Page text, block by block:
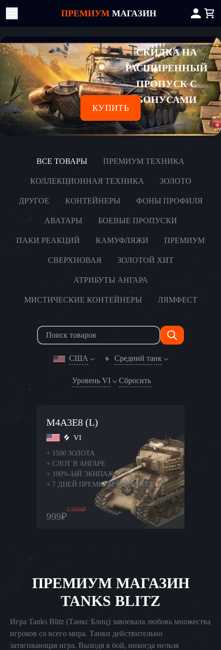
ПРЕМИУМ МАГАЗИН
СКИДКА НА
РАСШИРЕННЫЙ
ПРОПУСК С
БОНУСАМИ
КУПИТЬ
ВСЕ ТОВАРЫ ПРЕМИУМ ТЕХНИКА
КОЛЛЕКЦИОННАЯ ТЕХНИКА ЗОЛОТО
ДРУГОЕ КОНТЕЙНЕРЫ ФОНЫ ПРОФИЛЯ
АВАТАРЫ БОЕВЫЕ ПРОПУСКИ
ПАКИ РЕАКЦИЙ КАМУФЛЯЖИ ПРЕМИУМ
СВЕРХНОВАЯ ЗОЛОТОЙ ХИТ
АТРИБУТЫ АНГАРА
МИСТИЧЕСКИЕ КОНТЕЙНЕРЫ ЛЯМФЕСТ
США Средний танк
Уровень VI Сбросить
M4A3E8 (L)
VI
+ 1500 ЗОЛОТА
+ СЛОТ В АНГАРЕ
+ 100%-ЫЙ ЭКИПАЖ
+ 7 ДНЕЙ ПРЕМИУМ АККАУНТА
1999₽
999₽
ПРЕМИУМ МАГАЗИН
TANKS BLITZ
Игра Tanks Blitz (Танкс Блиц) завоевала любовь множества
игроков со всего мира. Танки действительно
затягивающая игра. Выходя в бой, никогда нельзя